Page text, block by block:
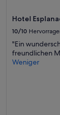
Hotel
10/10
"Ein
freundlichen
Weniger